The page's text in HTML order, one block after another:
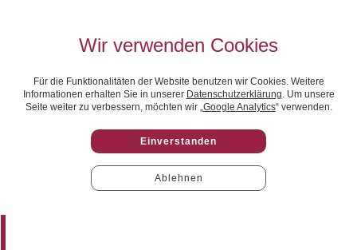
Wir verwenden Cookies
Für die Funktionalitäten der Website benutzen wir Cookies. Weitere
Informationen erhalten Sie in unserer Datenschutzerklärung. Um unsere
Seite weiter zu verbessern, möchten wir „Google Analytics“ verwenden.
Einverstanden
Ablehnen